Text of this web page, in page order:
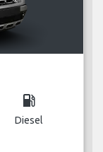
local_gas_station
Diesel